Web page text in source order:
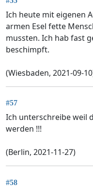
Ich heute mit eigenen
armen Esel fette
mussten. Ich hab fast
beschimpft.
(Wiesbaden, 2021-09-
#57
Ich unterschreibe weil
werden !!!
(Berlin, 2021-11-27)
#58